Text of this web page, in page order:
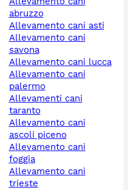
abruzzo
allevamento cani asti
allevamento cani
savona
allevamento cani lucca
allevamento cani
palermo
allevamenti cani
taranto
allevamento cani
ascoli piceno
allevamento cani
foggia
allevamento cani
trieste